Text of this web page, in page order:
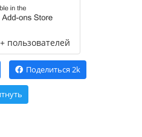
пользователей
Поделиться 2k